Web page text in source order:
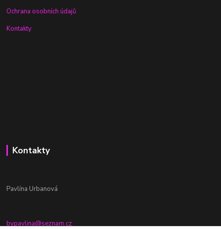
Ochrana osobních údajů
Kontakty
Kontakty
Pavlína Urbanová
bypavlina@seznam.cz